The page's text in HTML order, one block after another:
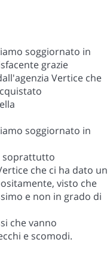
soggiornato in
grazie
Vertice che
soggiornato in
soprattutto
che ci ha dato un
visto che
e non in grado di
che vanno
e scomodi.